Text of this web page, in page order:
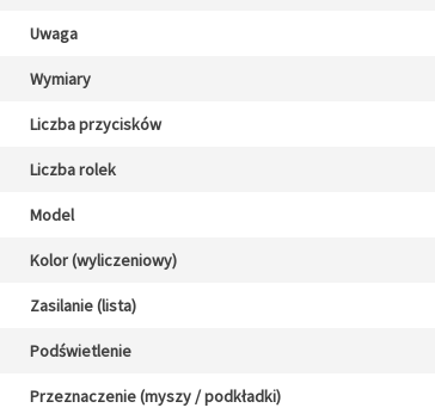
Uwaga
Wymiary
Liczba przycisków
Liczba rolek
Model
Kolor (wyliczeniowy)
Zasilanie (lista)
Podświetlenie
Przeznaczenie (myszy / podkładki)